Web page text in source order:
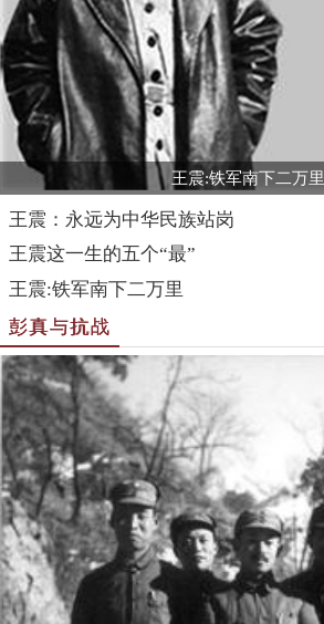
王震:铁军南下二万里
王震：永远为中华民族站岗
王震这一生的五个“最”
王震:铁军南下二万里
彭真与抗战